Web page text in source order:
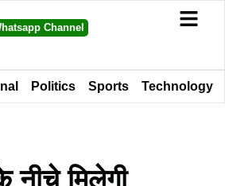
Channel
Politics Sports Technology
मिलेगी